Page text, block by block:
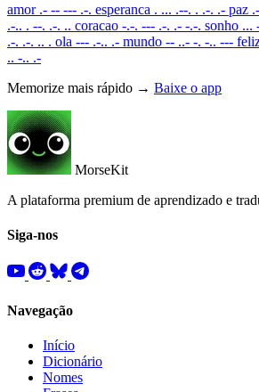
amor .- -- --- .-. esperanca . ... .--. . .-. .- paz
.-.. . --. .-. .. coracao -.-. --- .-. .- -.-. sonho ...
.-. .-. .. . ola --- .-.. .- mundo -- ..- -. -.. ---
.. -.. .-
Memorize mais rápido → Baixe o app
MorseKit
A plataforma premium de aprendizado e
Siga-nos
Navegação
Início
Dicionário
Nomes